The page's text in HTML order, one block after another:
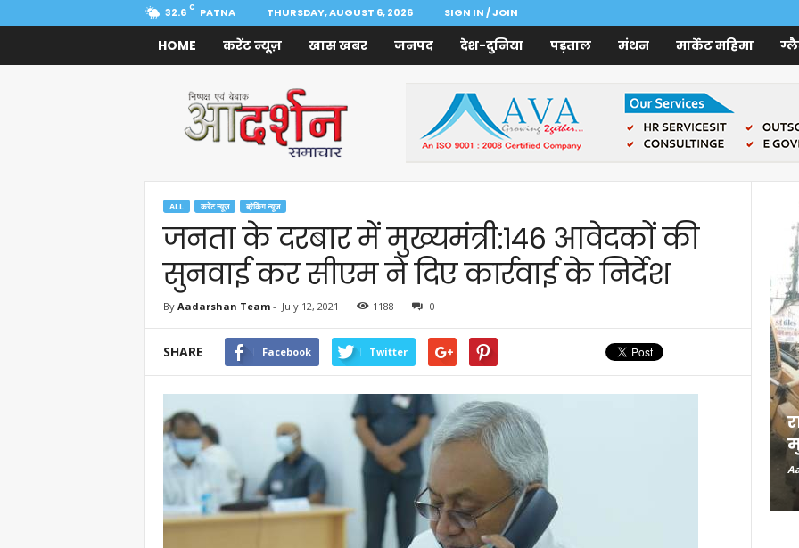
32.6 C PATNA THURSDAY, AUGUST 6, 2026 SIGN IN / JOIN
HOME करेंट न्यूज़ खास खबर जनपद देश-दुनिया पड़ताल मंथन मार्केट महिमा
Samachar
ALL करेंट न्यूज़ ब्रेकिंग न्यूज
जनता के दरबार में मुख्यमंत्री:146 आवेदकों की
सुनवाई कर सीएम ने दिए कार्रवाई के निर्देश
By Aadarshan Team- July 12, 2021 1188 0
SHARE Facebook Twitter